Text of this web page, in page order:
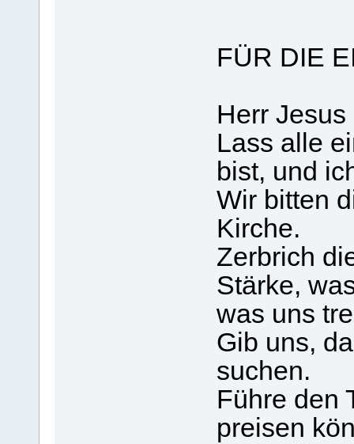
FÜR DIE
Herr
Lass alle
bist, und
Wir bitten
Kirche.
Zerbrich
Stärke,
was uns
Gib uns,
suchen.
Führe den
preisen